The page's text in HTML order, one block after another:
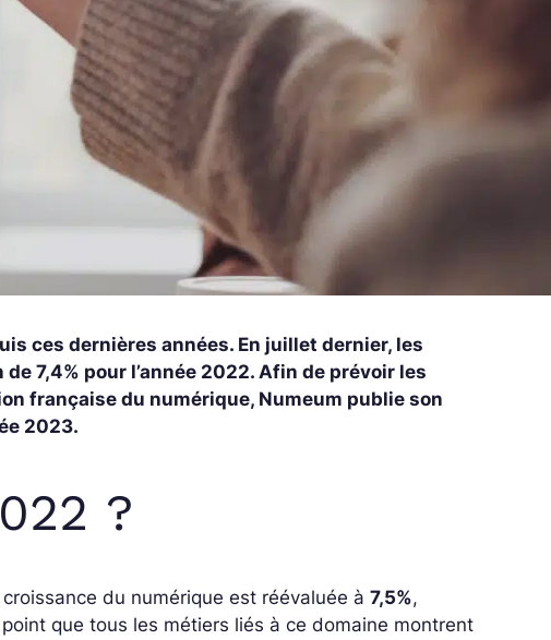
ces dernières années. En juillet dernier, les
7,4% pour l’année 2022. Afin de prévoir les
française du numérique, Numeum publie son
2023.
?
croissance du numérique est réévaluée à7,5%,
que tous les métiers liés à ce domaine montrent